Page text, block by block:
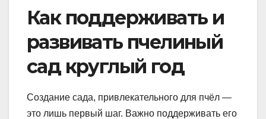
Как поддерживать и
развивать пчелиный
сад круглый год
Создание сада, привлекательного для пчёл —
это лишь первый шаг. Важно поддерживать его